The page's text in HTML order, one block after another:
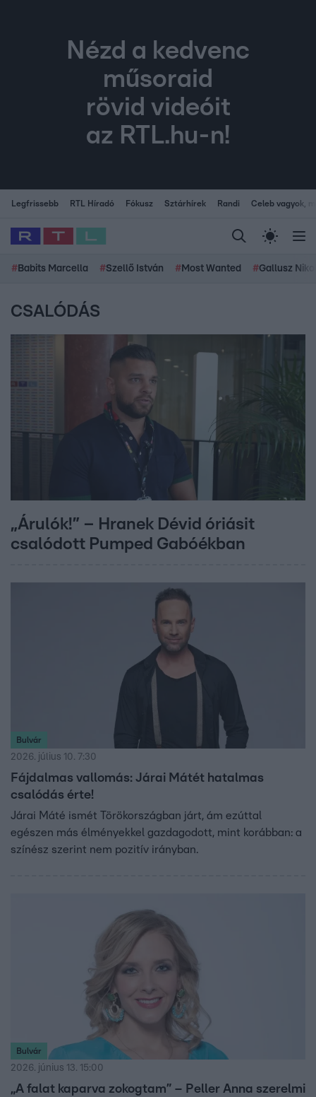
Nézd a kedvenc
műsoraid
rövid videóit
az RTL.hu-n!
Legfrissebb RTL Híradó Fókusz Sztárhírek Randi Celeb vagyok,
# Babits Marcella #Szellő István # Most Wanted #Gallusz
CSALÓDÁS
„Árulók!” – Hranek Dévid óriásit
csalódott Pumped Gabóékban
Bulvár
2026. július 10. 7:30
Fájdalmas vallomás: Járai Mátét hatalmas
csalódás érte!
Járai Máté ismét Törökországban járt, ám ezúttal
egészen más élményekkel gazdagodott, mint korábban: a
színész szerint nem pozitív irányban.
Bulvár
2026. június 13. 15:00
„A falat kaparva zokogtam” – Peller Anna szerelmi